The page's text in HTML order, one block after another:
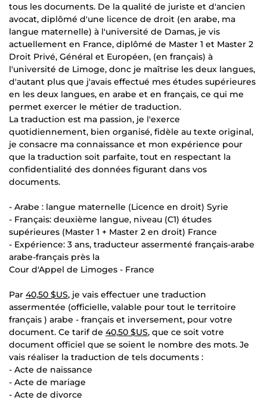
tous les documents. De la qualité de juriste et d'ancien
avocat, diplômé d'une licence de droit (en arabe, ma
langue maternelle) à l'université de Damas, je vis
actuellement en France, diplômé de Master 1 et Master 2
Droit Privé, Général et Européen, (en français) à
l'université de Limoge, donc je maîtrise les deux langues,
d'autant plus que j'avais effectué mes études supérieures
en les deux langues, en arabe et en français, ce qui me
permet exercer le métier de traduction.
La traduction est ma passion, je l'exerce
quotidiennement, bien organisé, fidèle au texte original,
je consacre ma connaissance et mon expérience pour
que la traduction soit parfaite, tout en respectant la
confidentialité des données figurant dans vos
documents.
- Arabe : langue maternelle (Licence en droit) Syrie
- Français: deuxième langue, niveau (C1) études
supérieures (Master 1 + Master 2 en droit) France
- Expérience: 3 ans, traducteur assermenté français-arabe
arabe-français près la
Cour d'Appel de Limoges - France
Par 40,50 $US, je vais effectuer une traduction
assermentée (officielle, valable pour tout le territoire
français ) arabe - français et inversement, pour votre
document. Ce tarif de 40,50 $US, que ce soit votre
document officiel que se soient le nombre des mots. Je
vais réaliser la traduction de tels documents :
- Acte de naissance
- Acte de mariage
- Acte de divorce